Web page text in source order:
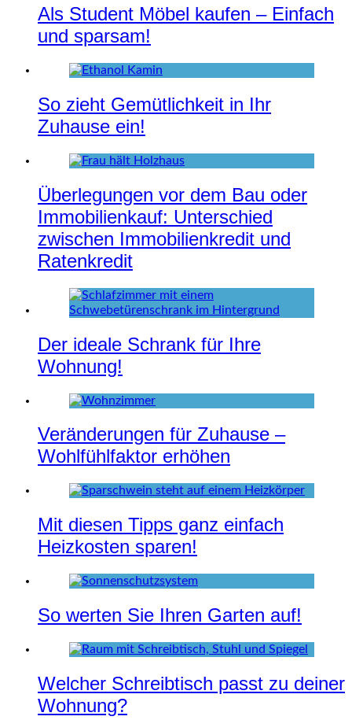
Als Student Möbel kaufen – Einfach
und sparsam!
So zieht Gemütlichkeit in Ihr
Zuhause ein!
Überlegungen vor dem Bau oder
Immobilienkauf: Unterschied
zwischen Immobilienkredit und
Ratenkredit
Der ideale Schrank für Ihre
Wohnung!
Veränderungen für Zuhause –
Wohlfühlfaktor erhöhen
Mit diesen Tipps ganz einfach
Heizkosten sparen!
So werten Sie Ihren Garten auf!
Welcher Schreibtisch passt zu deiner
Wohnung?